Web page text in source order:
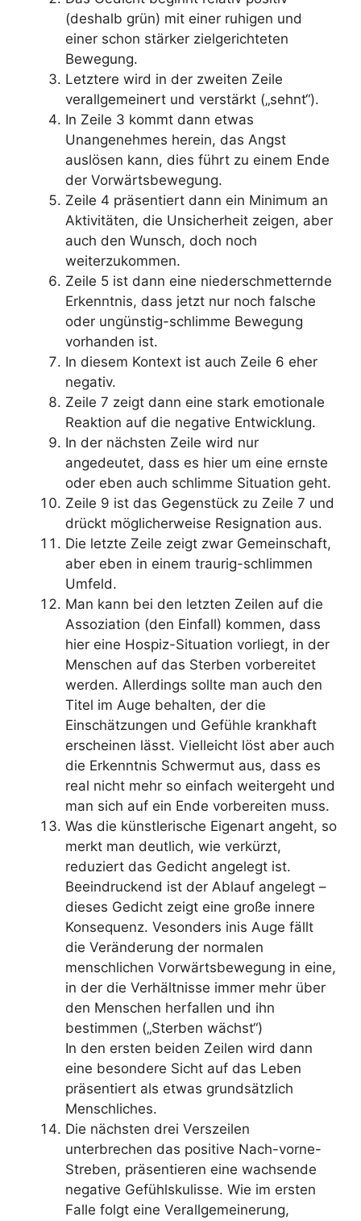
(deshalb grün) mit einer ruhigen und
einer schon stärker zielgerichteten
Bewegung.
Letztere wird in der zweiten Zeile
verallgemeinert und verstärkt („sehnt“).
In Zeile 3 kommt dann etwas
Unangenehmes herein, das Angst
auslösen kann, dies führt zu einem Ende
der Vorwärtsbewegung.
Zeile 4 präsentiert dann ein Minimum an
Aktivitäten, die Unsicherheit zeigen, aber
auch den Wunsch, doch noch
weiterzukommen.
Zeile 5 ist dann eine niederschmetternde
Erkenntnis, dass jetzt nur noch falsche
oder ungünstig-schlimme Bewegung
vorhanden ist.
In diesem Kontext ist auch Zeile 6 eher
negativ.
Zeile 7 zeigt dann eine stark emotionale
Reaktion auf die negative Entwicklung.
In der nächsten Zeile wird nur
angedeutet, dass es hier um eine ernste
oder eben auch schlimme Situation geht.
Zeile 9 ist das Gegenstück zu Zeile 7 und
drückt möglicherweise Resignation aus.
Die letzte Zeile zeigt zwar Gemeinschaft,
aber eben in einem traurig-schlimmen
Umfeld.
Man kann bei den letzten Zeilen auf die
Assoziation (den Einfall) kommen, dass
hier eine Hospiz-Situation vorliegt, in der
Menschen auf das Sterben vorbereitet
werden. Allerdings sollte man auch den
Titel im Auge behalten, der die
Einschätzungen und Gefühle krankhaft
erscheinen lässt. Vielleicht löst aber auch
die Erkenntnis Schwermut aus, dass es
real nicht mehr so einfach weitergeht und
man sich auf ein Ende vorbereiten muss.
Was die künstlerische Eigenart angeht, so
merkt man deutlich, wie verkürzt,
reduziert das Gedicht angelegt ist.
Beeindruckend ist der Ablauf angelegt –
dieses Gedicht zeigt eine große innere
Konsequenz. Vesonders inis Auge fällt
die Veränderung der normalen
menschlichen Vorwärtsbewegung in eine,
in der die Verhältnisse immer mehr über
den Menschen herfallen und ihn
bestimmen („Sterben wächst“)
In den ersten beiden Zeilen wird dann
eine besondere Sicht auf das Leben
präsentiert als etwas grundsätzlich
Menschliches.
Die nächsten drei Verszeilen
unterbrechen das positive Nach-vorne-
Streben, präsentieren eine wachsende
negative Gefühlskulisse. Wie im ersten
Falle folgt eine Verallgemeinerung,